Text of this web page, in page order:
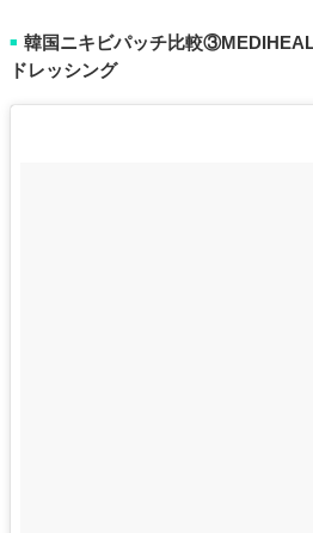
■ 韓国ニキビパッチ比較
ドレッシング